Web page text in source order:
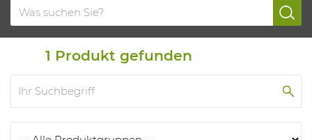
Home Produkte
1 Produkt gefunden